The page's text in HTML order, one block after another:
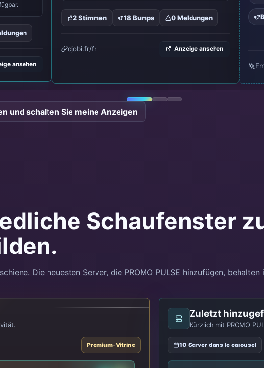
ansehen
2 Stimmen 18 Bumps 0 Meldungen
djobi.fr/fr Anzeige ansehen
und schalten Sie meine Anzeigen
Schaufenster
Die neuesten Server, die PROMO PULSE hinzufügen,
Premium-Vitrine
Zuletzt
Kürzlich mit PROMO
10 Server dans le carousel